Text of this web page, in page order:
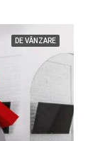
DE VÂNZARE